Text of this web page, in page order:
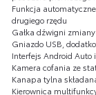
Funkcja
drugiego rzędu
Gałka dźwigni
Gniazdo USB,
Interfejs Android Auto
Kamera cofania ze
Kanapa tylna
Kierownica